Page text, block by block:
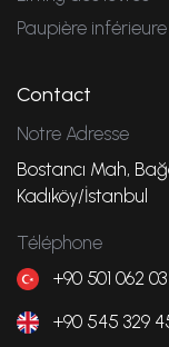
Paupière inférieure
Contact
Notre Adresse
Bostancı Mah,
Kadıköy/İstanbul
Téléphone
+90 501 062
+90 545 329